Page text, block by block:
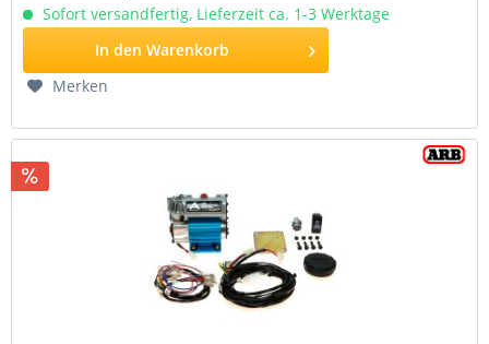
Sofort versandfertig, Lieferzeit ca. 1-3 Werktage
In den Warenkorb
Merken